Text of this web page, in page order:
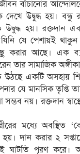
জীবন বাঁচানোর
উদ্বুদ্ধ হয়। বন্ধু
হয়। রক্তদান
যে পেশায়ই থাকুন
করার আছে। এক
তার সামাজিক
উঠছে একটি অসহায়
যে মানসিক তৃপ্তি
নয়। রক্তদান
মধ্যে অবস্থিত
হয়। দান করার ২
ঘাটতি পূরণ করে।